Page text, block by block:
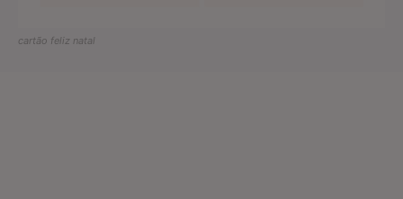
cartão feliz natal